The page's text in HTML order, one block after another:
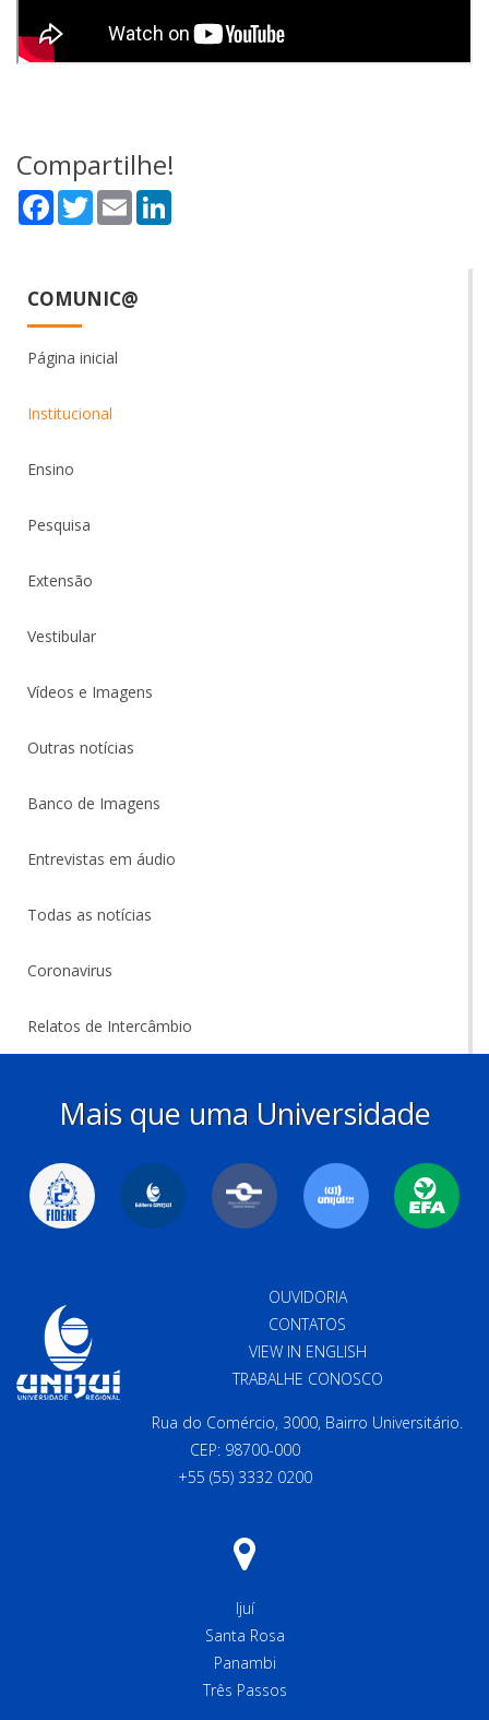
Compartilhe!
Facebook
TwitterEmail
COMUNIC@
Página inicial
Institucional
Ensino
Pesquisa
Extensão
Vestibular
Vídeos e Imagens
Outras notícias
Banco de Imagens
Entrevistas em áudio
Todas as notícias
Coronavirus
Relatos de Intercâmbio
Mais que uma Universidade
OUVIDORIA
CONTATOS
VIEW IN ENGLISH
TRABALHE CONOSCO
Rua do Comércio, 3000, Bairro Universitário.
CEP: 98700-000
+55 (55) 3332 0200
Ijuí
Santa Rosa
Panambi
Três Passos